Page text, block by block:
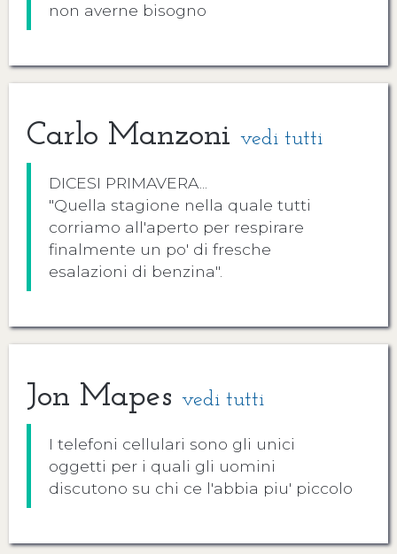
non averne bisogno
Carlo Manzoni vedi tutti
DICESI PRIMAVERA...
"Quella stagione nella quale tutti
corriamo all'aperto per respirare
finalmente un po' di fresche
esalazioni di benzina".
Jon Mapes vedi tutti
I telefoni cellulari sono gli unici
oggetti per i quali gli uomini
discutono su chi ce l'abbia piu' piccolo